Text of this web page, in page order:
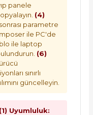
panele
(4)
parametre
ile PC'de
ile laptop
(6)
sınırlı
güncelleyin.
(1) Uyumluluk: